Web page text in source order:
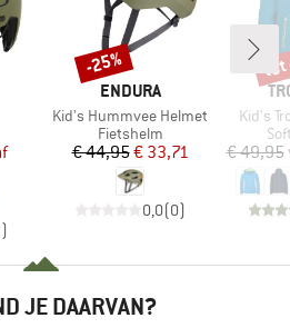
prijs
)
MERK
ENDURA
Artikel
Kid's Hummvee Helmet
Productgroep
Fietshelm
Prijs
€ 44,95Verlaagde prijs
€ 33,71
0,0(0)
Korting
-25%
Artikel
Kid's
€ 49,95
JE DAARVAN?